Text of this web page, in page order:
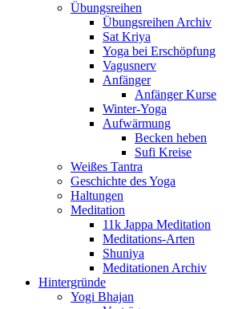
Übungsreihen
Übungsreihen Archiv
Sat Kriya
Yoga bei Erschöpfung
Vagusnerv
Anfänger
Anfänger Kurse
Winter-Yoga
Aufwärmung
Becken heben
Sufi Kreise
Weißes Tantra
Geschichte des Yoga
Haltungen
Meditation
11k Jappa Meditation
Meditations-Arten
Shuniya
Meditationen Archiv
Hintergründe
Yogi Bhajan